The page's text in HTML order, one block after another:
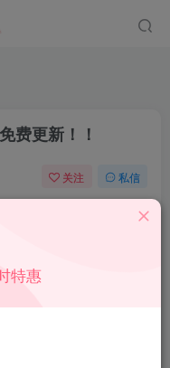
费更新！！
关注 私信
！！
特惠